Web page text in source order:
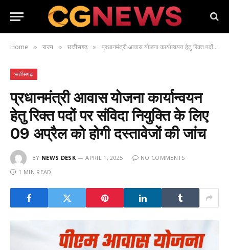
Home » राज्य » छत्तीसगढ़ » प्रधानमंत्री आवास योजना कार्यान्वयन हेतु रिक्त पदों पर संविदा नियुक्ति के लिए 09 अप्रैल को होगी दस्तावेजों की जांच
छत्तीसगढ़
प्रधानमंत्री आवास योजना कार्यान्वयन
हेतु रिक्त पदों पर संविदा नियुक्ति के लिए
09 अप्रैल को होगी दस्तावेजों की जांच
BY NEWS DESK APRIL 1, 2025
NO COMMENTS
1 MIN READ